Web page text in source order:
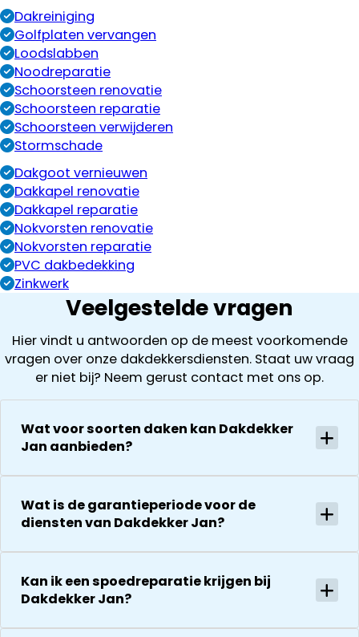
Dakreiniging
Golfplaten vervangen
Loodslabben
Noodreparatie
Schoorsteen renovatie
Schoorsteen reparatie
Schoorsteen verwijderen
Stormschade
Dakgoot vernieuwen
Dakkapel renovatie
Dakkapel reparatie
Nokvorsten renovatie
Nokvorsten reparatie
PVC dakbedekking
Zinkwerk
Veelgestelde vragen
Hier vindt u antwoorden op de meest voorkomende
vragen over onze dakdekkersdiensten. Staat uw vraag
er niet bij? Neem gerust contact met ons op.
Wat voor soorten daken kan Dakdekker
Jan aanbieden?
Wat is de garantieperiode voor de
diensten van Dakdekker Jan?
Kan ik een spoedreparatie krijgen bij
Dakdekker Jan?